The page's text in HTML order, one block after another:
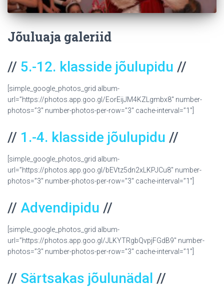
Jõuluaja galeriid
// 5.-12. klasside jõulupidu //
[simple_google_photos_grid album-
url=”https://photos.app.goo.gl/EorEijJM4KZLgmbx8″ number-
photos=”3″ number-photos-per-row=”3″ cache-interval=”1″]
// 1.-4. klasside jõulupidu //
[simple_google_photos_grid album-
url=”https://photos.app.goo.gl/bEVtz5dn2xLKPJCu8″ number-
photos=”3″ number-photos-per-row=”3″ cache-interval=”1″]
// Advendipidu //
[simple_google_photos_grid album-
url=”https://photos.app.goo.gl/JLKYTRgbQvpjFGdB9″ number-
photos=”3″ number-photos-per-row=”3″ cache-interval=”1″]
// Särtsakas jõulunädal //